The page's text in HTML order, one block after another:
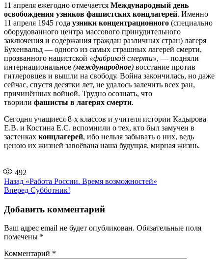
11 апреля ежегодно отмечается Международный день
освобождения узников фашистских концлагерей. Именно
11 апреля 1945 года узники концентрационного (специально
оборудованного центра массового принудительного
заключения и содержания граждан различных стран) лагеря
Бухенвальд — одного из самых страшных лагерей смерти,
прозванного нацистской «фабрикой смерти», — подняли
интернациональное (международное) восстание против
гитлеровцев и вышли на свободу. Война закончилась, но даже
сейчас, спустя десятки лет, не удалось залечить всех ран,
причинённых войной. Трудно осознать, что
творили фашисты в лагерях смерти.
Сегодня учащиеся 8-х классов и учителя истории Кадырова
Е.В. и Костина Е.С. вспомнили о тех, кто был замучен в
застенках концлагерей, ибо нельзя забывать о них, ведь
ценою их жизней завоёвана наша будущая, мирная жизнь.
492
Навигация
по
записям
Назад Предыдущая
запись:
«Работа России. Время возможностей»
Вперед Следующая
Субботник!
Добавить комментарий
Ваш адрес email не будет опубликован. Обязательные поля
помечены *
Комментарий *